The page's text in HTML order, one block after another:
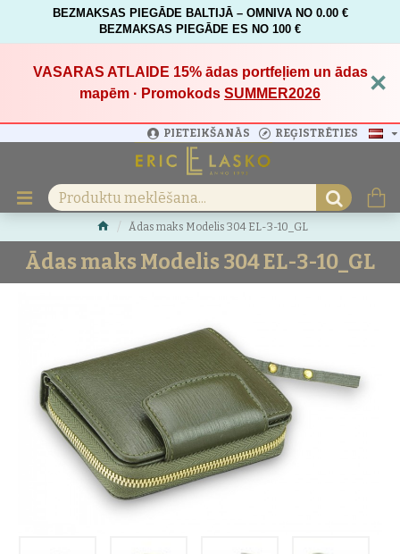
BEZMAKSAS PIEGĀDE BALTIJĀ – OMNIVA NO 0.00 €
BEZMAKSAS PIEGĀDE ES NO 100 €
VASARAS ATLAIDE 15%ādas portfeļiem un ādas
mapēm · Promokods SUMMER2026 ×
PIETEIKŠANĀS REĢISTRĒTIES
Ādas maks Modelis 304 EL-3-10_GL
Ādas maks Modelis 304 EL-3-10_GL